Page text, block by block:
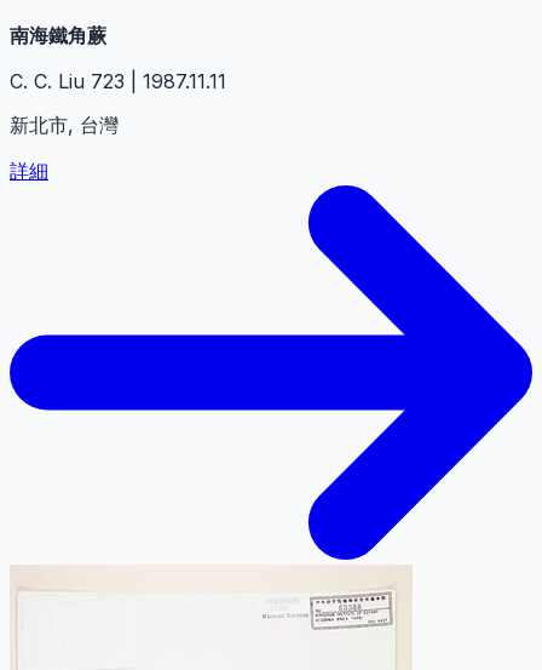
南海鐵角蕨
C. C. Liu 723 | 1987.11.11
新北市, 台灣
詳細